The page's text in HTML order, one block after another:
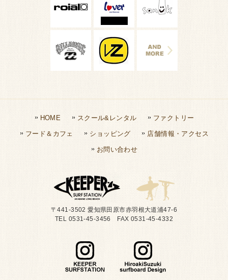
HOME スクール&レンタル ファクトリー
フード＆カフェ ショッピング 店舗情報・アクセス
お問い合わせ
〒441-3502 愛知県田原市赤羽根大道浦47-6
TEL 0531-45-3456 FAX 0531-45-4332